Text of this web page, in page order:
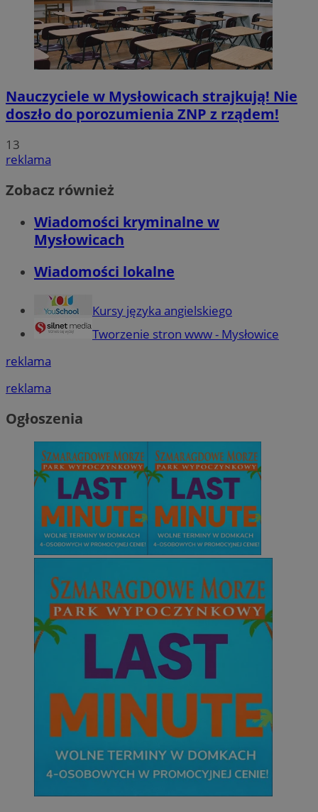
Nauczyciele w Mysłowicach strajkują! Nie
doszło do porozumienia ZNP z rządem!
13
reklama
Zobacz również
Wiadomości kryminalne w
Mysłowicach
Wiadomości lokalne
Kursy języka angielskiego
Tworzenie stron www - Mysłowice
reklama
reklama
Ogłoszenia